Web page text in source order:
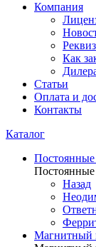
Компания
Как
Статьи
Оплата и
Контакты
Каталог
Назад
Магнитный